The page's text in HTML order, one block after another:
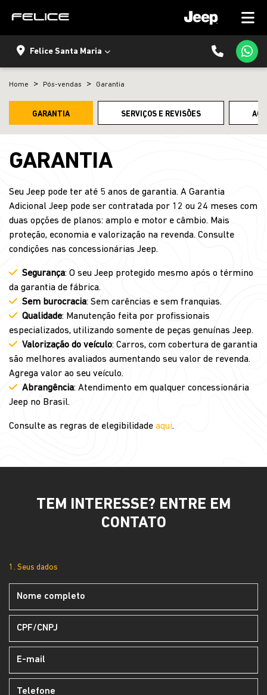
Felice Santa Maria
Home Pós-vendas Garantia
SERVIÇOS E REVISÕES
GARANTIA
GARANTIA
Seu Jeep pode ter até 5 anos de garantia. A Garantia
Adicional Jeep pode ser contratada por 12 ou 24 meses com
duas opções de planos: amplo e motor e câmbio. Mais
proteção, economia e valorização na revenda. Consulte
condições nas concessionárias Jeep.
Segurança: O seu Jeep protegido mesmo após o término
da garantia de fábrica.
Sem burocracia: Sem carências e sem franquias.
Qualidade: Manutenção feita por profissionais
especializados, utilizando somente de peças genuínas Jeep.
Valorização do veículo: Carros, com cobertura de garantia
são melhores avaliados aumentando seu valor de revenda.
Agrega valor ao seu veículo.
Abrangência: Atendimento em qualquer concessionária
Jeep no Brasil.
Consulte as regras de elegibilidade aqui.
TEM INTERESSE? ENTRE EM
CONTATO
1. Seus dados